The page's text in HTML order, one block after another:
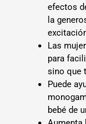
efectos
la
Las
para
sino que
Puede
bebé de